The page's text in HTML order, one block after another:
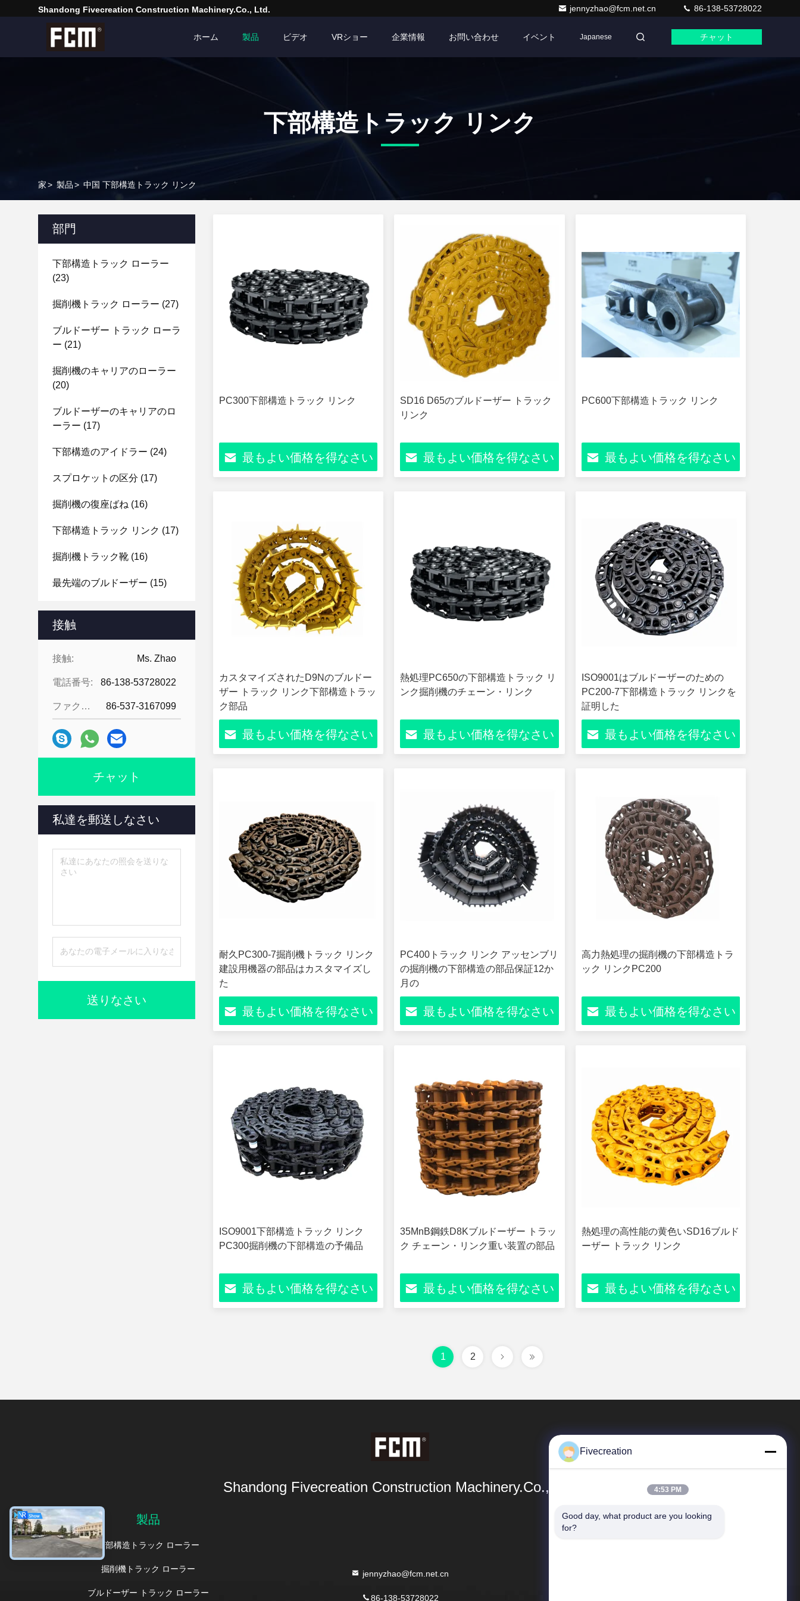
Shandong Fivecreation Construction Machinery.Co., Ltd. jennyzhao@fcm.net.cn 86-138-53728022
ホーム 製品 ビデオ VRショー 企業情報 お問い合わせ イベント Japanese チャット
下部構造トラック リンク
家> 製品> 中国 下部構造トラック リンク
部門
下部構造トラック ローラー
(23)
掘削機トラック ローラー (27)
ブルドーザー トラック ローラ
ー (21)
掘削機のキャリアのローラー
(20)
ブルドーザーのキャリアのロ
ーラー (17)
下部構造のアイドラー (24)
スプロケットの区分 (17)
掘削機の復座ばね (16)
下部構造トラック リンク (17)
掘削機トラック靴 (16)
最先端のブルドーザー (15)
掘削機のバケツの歯(16)
接触
接触: Ms. Zhao
電話番号: 86-138-53728022
ファクシミリ: 86-537-3167099
チャット
私達を郵送しなさい
送りなさい
PC300下部構造トラック リンク
最もよい価格を得なさい
SD16 D65のブルドーザー トラック
リンク
最もよい価格を得なさい
PC600下部構造トラック リンク
最もよい価格を得なさい
カスタマイズされたD9Nのブルドー
ザー トラック リンク下部構造トラッ
ク部品
最もよい価格を得なさい
熱処理PC650の下部構造トラック リ
ンク掘削機のチェーン・リンク
最もよい価格を得なさい
ISO9001はブルドーザーのための
PC200-7下部構造トラック リンクを
証明した
最もよい価格を得なさい
耐久PC300-7掘削機トラック リンク
建設用機器の部品はカスタマイズし
た
最もよい価格を得なさい
PC400トラック リンク アッセンブリ
の掘削機の下部構造の部品保証12か
月の
最もよい価格を得なさい
高力熱処理の掘削機の下部構造トラ
ック リンクPC200
最もよい価格を得なさい
ISO9001下部構造トラック リンク
PC300掘削機の下部構造の予備品
最もよい価格を得なさい
35MnB鋼鉄D8Kブルドーザー トラッ
ク チェーン・リンク重い装置の部品
最もよい価格を得なさい
熱処理の高性能の黄色いSD16ブルド
ーザー トラック リンク
最もよい価格を得なさい
1 2
Shandong Fivecreation Construction Machinery.Co., Ltd.
製品
下部構造トラック ローラー
掘削機トラック ローラー
ブルドーザー トラック ローラー
jennyzhao@fcm.net.cn
86-138-53728022
速いリンク
Fivecreation
4:53 PM
Good day, what product are you looking
for?